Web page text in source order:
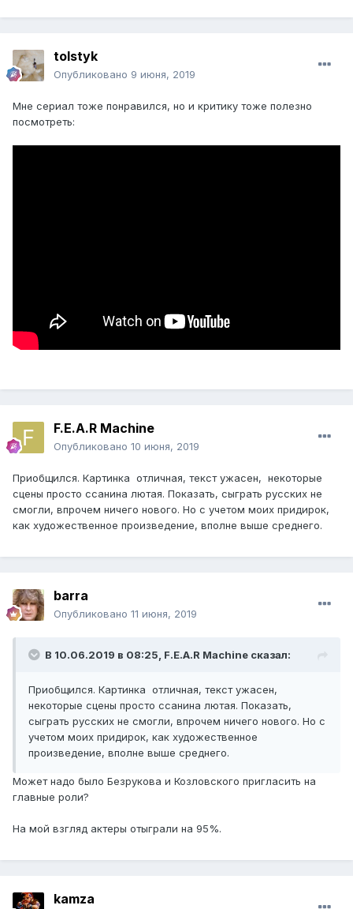
tolstyk
Опубликовано 9 июня, 2019
Мне сериал тоже понравился, но и критику тоже полезно
посмотреть:
F.E.A.R Machine
Опубликовано 10 июня, 2019
Приобщился. Картинка отличная, текст ужасен, некоторые
сцены просто ссанина лютая. Показать, сыграть русских не
смогли, впрочем ничего нового. Но с учетом моих придирок,
как художественное произведение, вполне выше среднего.
barra
Опубликовано 11 июня, 2019
В 10.06.2019 в 08:25, F.E.A.R Machine сказал:
Приобщился. Картинка отличная, текст ужасен,
некоторые сцены просто ссанина лютая. Показать,
сыграть русских не смогли, впрочем ничего нового. Но с
учетом моих придирок, как художественное
произведение, вполне выше среднего.
Может надо было Безрукова и Козловского пригласить на
главные роли?
На мой взгляд актеры отыграли на 95%.
kamza